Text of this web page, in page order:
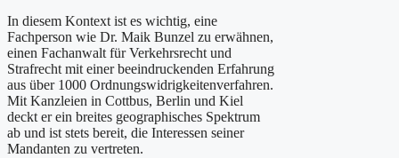
In diesem Kontext ist es wichtig, eine
Fachperson wie Dr. Maik Bunzel zu erwähnen,
einen Fachanwalt für Verkehrsrecht und
Strafrecht mit einer beeindruckenden Erfahrung
aus über 1000 Ordnungswidrigkeitenverfahren.
Mit Kanzleien in Cottbus, Berlin und Kiel
deckt er ein breites geographisches Spektrum
ab und ist stets bereit, die Interessen seiner
Mandanten zu vertreten.